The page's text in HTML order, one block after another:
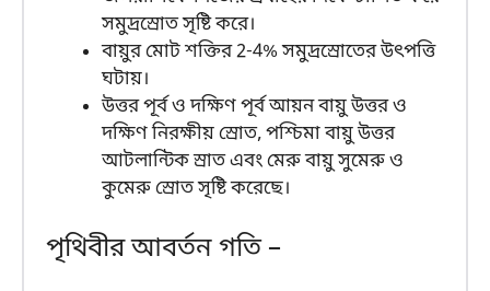
সমুদ্রস্রোত সৃষ্টি করে।
বায়ুর মোট শক্তির 2-4% সমুদ্রস্রোতের উৎপত্তি
ঘটায়।
উত্তর পূর্ব ও দক্ষিণ পূর্ব আয়ন বায়ু উত্তর ও
দক্ষিণ নিরক্ষীয় স্রোত, পশ্চিমা বায়ু উত্তর
আটলান্টিক স্রাত এবং মেরু বায়ু সুমেরু ও
কুমেরু স্রোত সৃষ্টি করেছে।
পৃথিবীর আবর্তন গতি –